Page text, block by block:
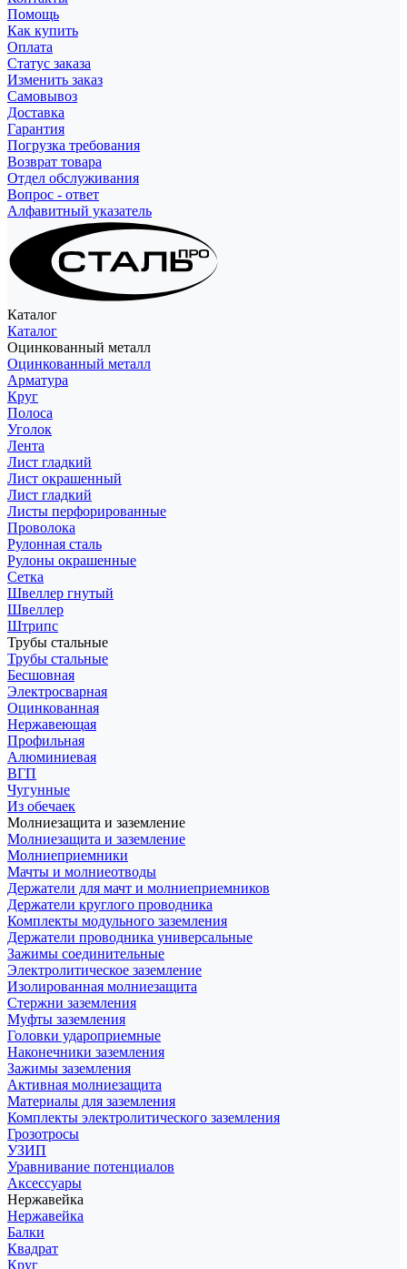
Помощь
Как купить
Оплата
Статус заказа
Изменить заказ
Самовывоз
Доставка
Гарантия
Погрузка требования
Возврат товара
Отдел обслуживания
Вопрос - ответ
Алфавитный указатель
Каталог
Каталог
Оцинкованный металл
Оцинкованный металл
Арматура
Круг
Полоса
Уголок
Лента
Лист гладкий
Лист окрашенный
Лист гладкий
Листы перфорированные
Проволока
Рулонная сталь
Рулоны окрашенные
Сетка
Швеллер гнутый
Швеллер
Штрипс
Трубы стальные
Трубы стальные
Бесшовная
Электросварная
Оцинкованная
Нержавеющая
Профильная
Алюминиевая
ВГП
Чугунные
Из обечаек
Молниезащита и заземление
Молниезащита и заземление
Молниеприемники
Мачты и молниеотводы
Держатели для мачт и молниеприемников
Держатели круглого проводника
Комплекты модульного заземления
Держатели проводника универсальные
Зажимы соединительные
Электролитическое заземление
Изолированная молниезащита
Стержни заземления
Муфты заземления
Головки удароприемные
Наконечники заземления
Зажимы заземления
Активная молниезащита
Материалы для заземления
Комплекты электролитического заземления
Грозотросы
УЗИП
Уравнивание потенциалов
Аксессуары
Нержавейка
Нержавейка
Балки
Квадрат
Круг